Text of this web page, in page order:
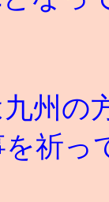
州の
祈っ